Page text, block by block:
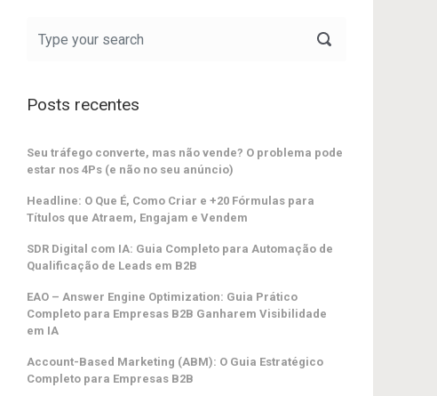
Posts recentes
Seu tráfego converte, mas não vende? O problema pode
estar nos 4Ps (e não no seu anúncio)
Headline: O Que É, Como Criar e +20 Fórmulas para
Títulos que Atraem, Engajam e Vendem
SDR Digital com IA: Guia Completo para Automação de
Qualificação de Leads em B2B
EAO – Answer Engine Optimization: Guia Prático
Completo para Empresas B2B Ganharem Visibilidade
em IA
Account-Based Marketing (ABM): O Guia Estratégico
Completo para Empresas B2B